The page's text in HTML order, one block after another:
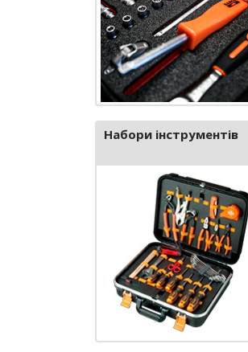
Набори інструментів